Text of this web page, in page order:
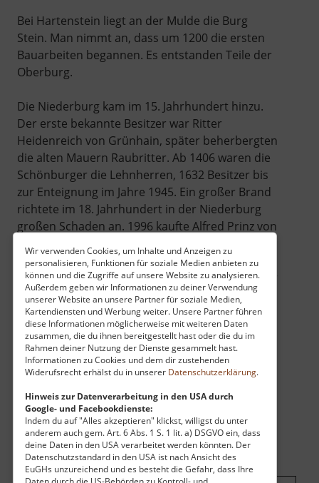
Wir verwenden Cookies, um Inhalte und Anzeigen zu
personalisieren, Funktionen für soziale Medien anbieten zu
können und die Zugriffe auf unsere Website zu analysieren.
Außerdem geben wir Informationen zu deiner Verwendung
unserer Website an unsere Partner für soziale Medien,
Kartendiensten und Werbung weiter. Unsere Partner führen
diese Informationen möglicherweise mit weiteren Daten
zusammen, die du ihnen bereitgestellt hast oder die du im
Rahmen deiner Nutzung der Dienste gesammelt hast.
Informationen zu Cookies und dem dir zustehenden
Widerufsrecht erhälst du in unserer Datenschutzerklärung.
Hinweis zur Datenverarbeitung in den USA durch
Google- und Facebookdienste:
Indem du auf "Alles akzeptieren" klickst, willigst du unter
anderem auch gem. Art. 6 Abs. 1 S. 1 lit. a) DSGVO ein, dass
deine Daten in den USA verarbeitet werden könnten. Der
Datenschutzstandard in den USA ist nach Ansicht des
EuGHs unzureichend und es besteht die Gefahr, dass Ihre
Daten durch die US-Behörden zu Kontroll- und
Bei Hartenstein liegt an der Mulde die Burg
Stein. Man nimmt an, dass um 1200 die ersten
Bauarbeiten begannen. Es entstanden Teile der
Oberburg.
Die Niederburg kam im 15. Jahrhundert hinzu.
Der erste bekannte Besitzer war Ritter
Heidenreich von Grünhain, später beherbergten
die alten Mauern Raubritter. Ab 1406 waren die
Schönburger die Lehnherren, 1632 Besitzer bis
zur Enteignung im Jahre 1945. Ein großer Brand
richtete im 18. Jahrhundert in der Niederburg
großen Schaden an. 1996 kaufte Alfred Prinz von
Hartenstein zurück und unternahm viele
Restaurierungsarbeiten. Der Besucher kann hier
ein Museum besichtigen (nur mit Führung), sich
trauen lassen oder Konzerte hören.